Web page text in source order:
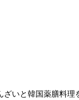
いと韓国薬膳料